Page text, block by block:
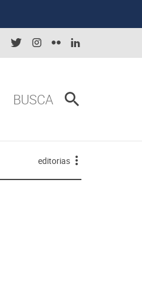
BUSCA
editorias